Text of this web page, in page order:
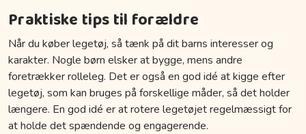
Praktiske tips til forældre
Når du køber legetøj, så tænk på dit barns interesser og
karakter. Nogle børn elsker at bygge, mens andre
foretrækker rolleleg. Det er også en god idé at kigge efter
legetøj, som kan bruges på forskellige måder, så det holder
længere. En god idé er at rotere legetøjet regelmæssigt for
at holde det spændende og engagerende.